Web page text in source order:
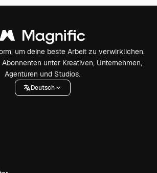
um deine beste Arbeit zu verwirklichen.
unter Kreativen, Unternehmen,
Agenturen und Studios.
Deutsch